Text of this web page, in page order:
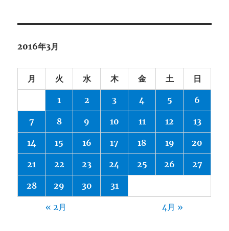
2016年3月
月 火 水 木 金 土 日
1 2 3 4 5 6
7 8 9 10 11 12 13
14 15 16 17 18 19 20
21 22 23 24 25 26 27
28 29 30 31
« 2月 4月 »